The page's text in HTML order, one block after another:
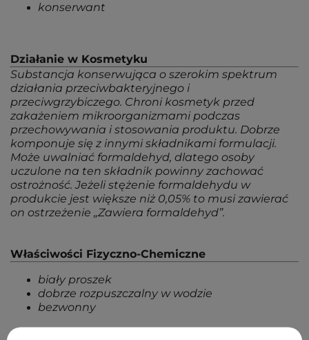
konserwant
Działanie w Kosmetyku
Substancja konserwująca o szerokim spektrum
działania przeciwbakteryjnego i
przeciwgrzybiczego. Chroni kosmetyk przed
zakażeniem mikroorganizmami podczas
przechowywania i stosowania produktu. Dobrze
komponuje się z innymi składnikami formulacji.
Może uwalniać formaldehyd, dlatego osoby
uczulone na ten składnik powinny zachować
ostrożność. Jeżeli stężenie formaldehydu w
produkcie jest większe niż 0,05% to musi zawierać
on ostrzeżenie „Zawiera formaldehyd”.
Właściwości Fizyczno-Chemiczne
biały proszek
dobrze rozpuszczalny w wodzie
bezwonny